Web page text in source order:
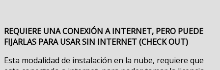
REQUIERE UNA CONEXIÓN A INTERNET, PERO PUEDE
FIJARLAS PARA USAR SIN INTERNET (CHECK OUT)
Esta modalidad de instalación en la nube, requiere que